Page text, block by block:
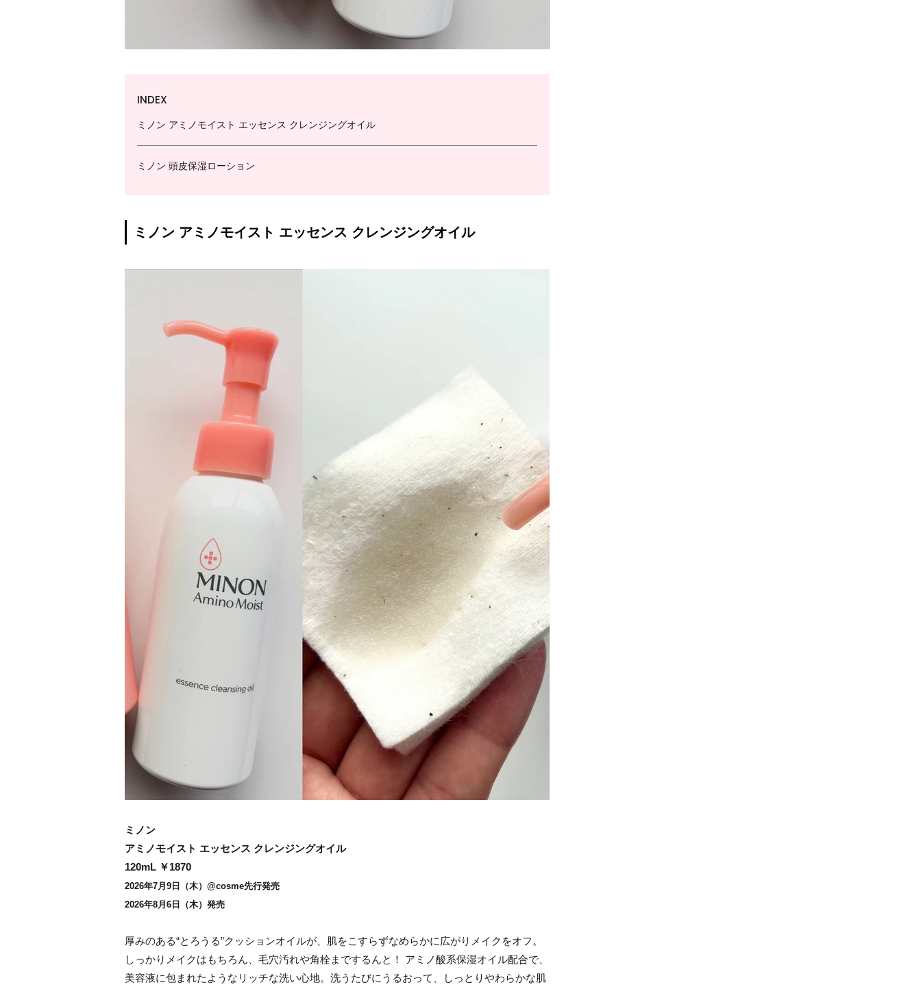
INDEX
ミノン アミノモイスト エッセンス クレンジングオイル
ミノン 頭皮保湿ローション
ミノン アミノモイスト エッセンス クレンジングオイル
ミノン
アミノモイスト エッセンス クレンジングオイル
120mL ￥1870
2026年7月9日（木）@cosme先行発売
2026年8月6日（木）発売
厚みのある“とろうる”クッションオイルが、肌をこすらずなめらかに広がりメイクをオフ。
しっかりメイクはもちろん、毛穴汚れや角栓までするんと！ アミノ酸系保湿オイル配合で、
美容液に包まれたようなリッチな洗い心地。洗うたびにうるおって、しっとりやわらかな肌